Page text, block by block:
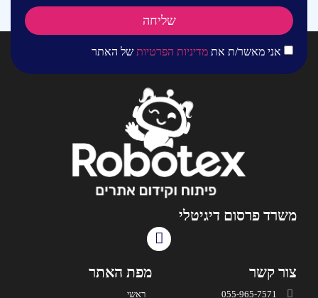
אני מאשר/ת את מדיניות הפרטיות של האתר
שליחה
משרד פרסום דיגיטלי
צור קשר
055-965-7571
מפת האתר
ראשי